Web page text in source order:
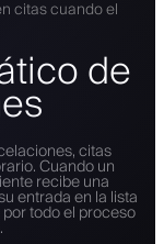
citas cuando el
de
citas
Cuando un
recibe una
entrada en la lista
todo el proceso